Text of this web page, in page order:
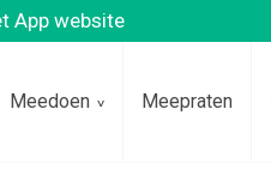
App website
Meedoen Meepraten